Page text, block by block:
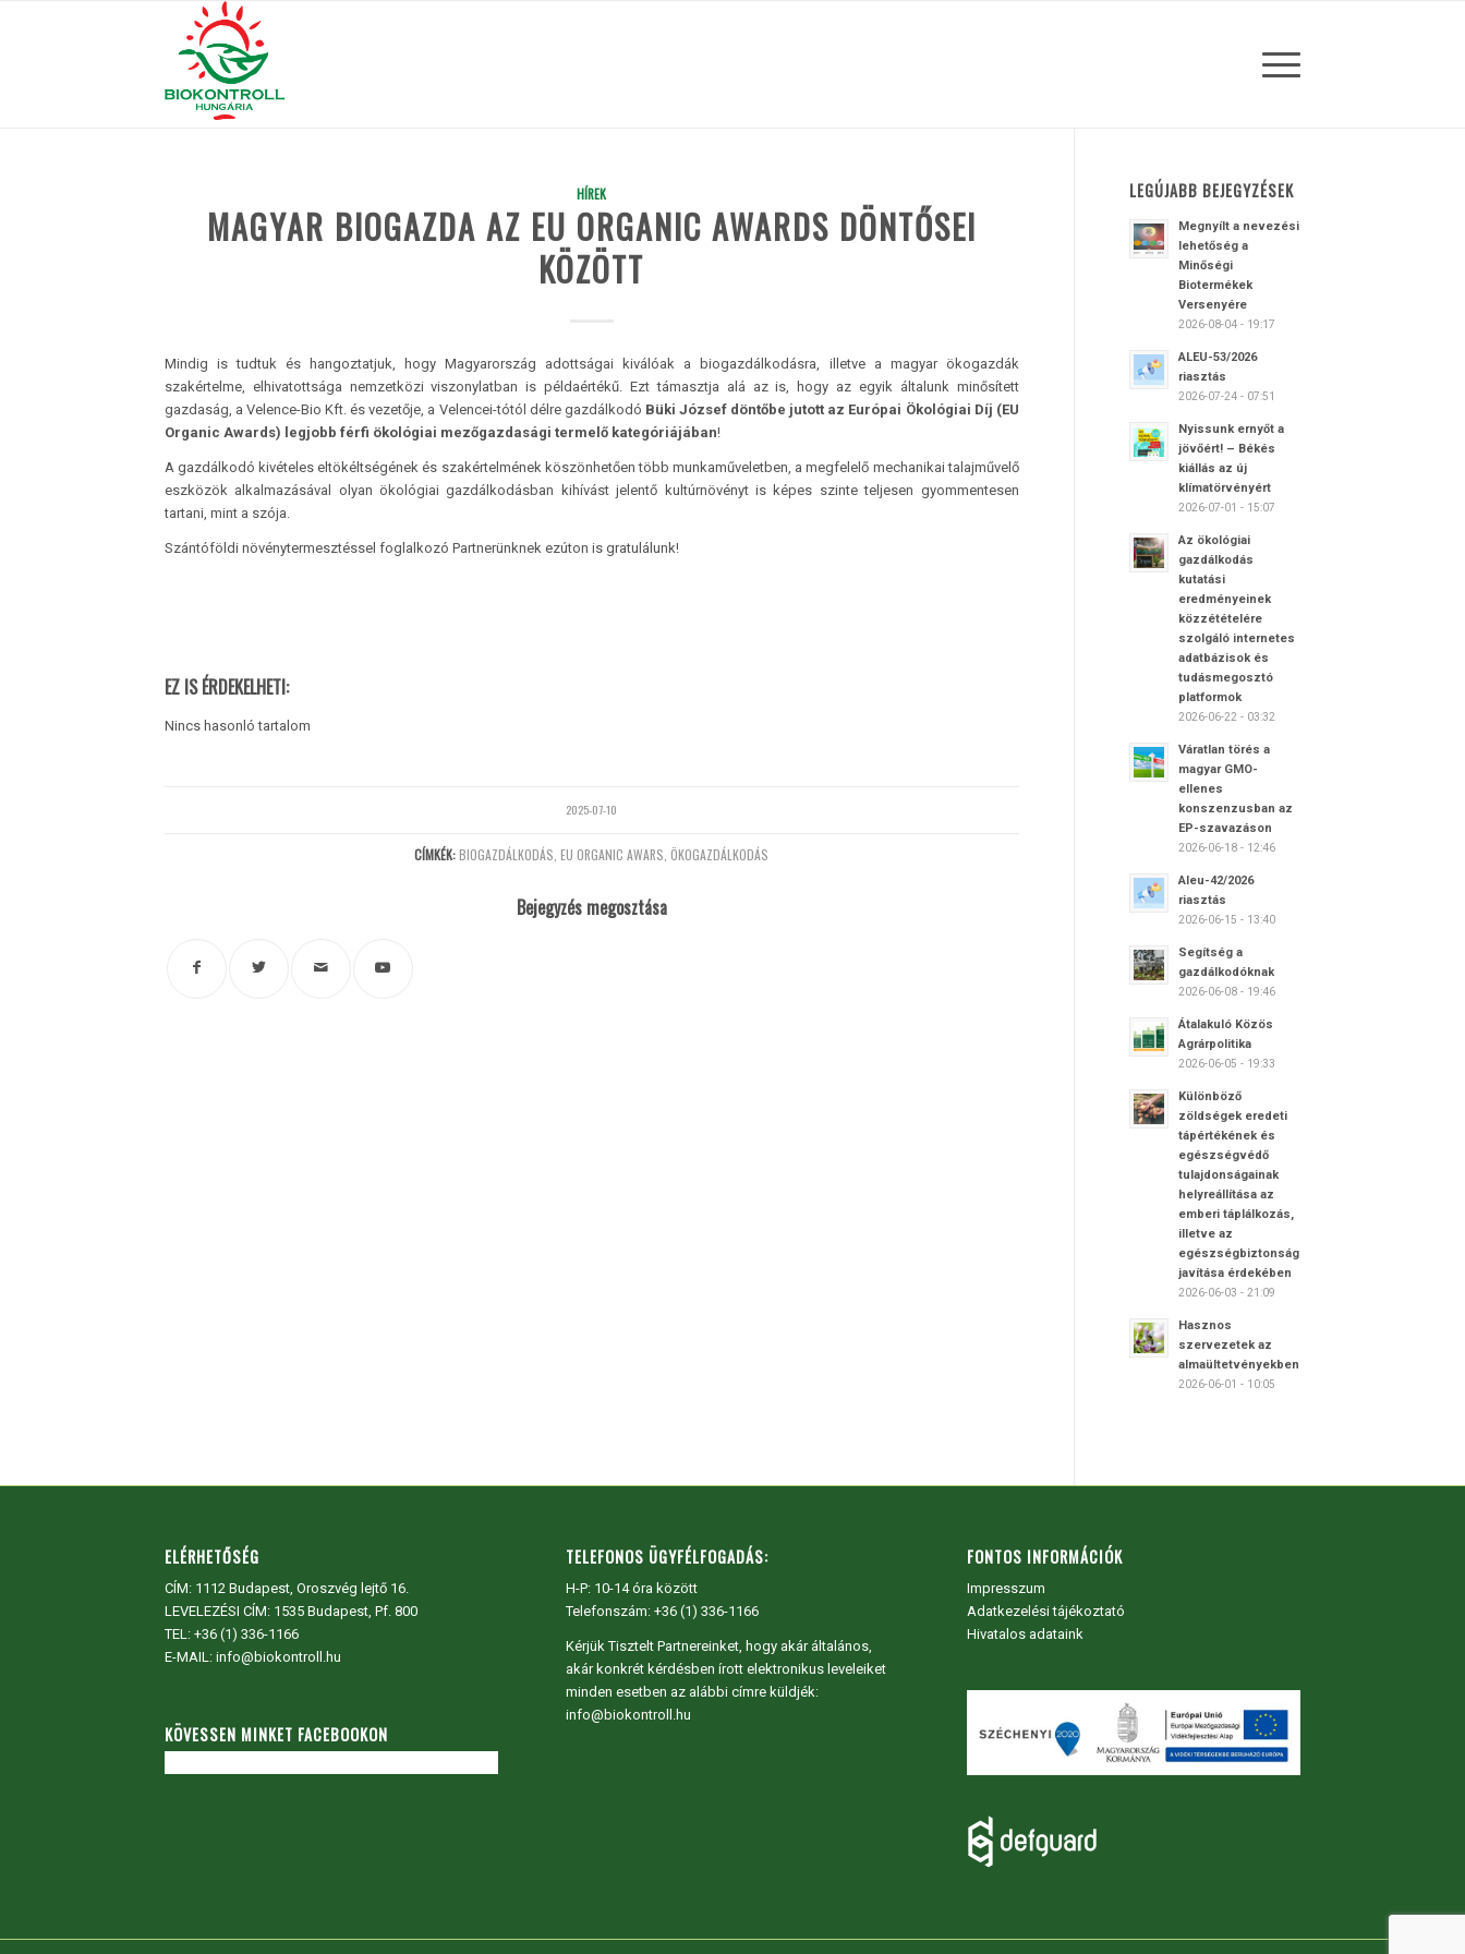
HÍREK
MAGYAR BIOGAZDA AZ EU ORGANIC AWARDS DÖNTŐSEI
KÖZÖTT
Mindig is tudtuk és hangoztatjuk, hogy Magyarország adottságai kiválóak a biogazdálkodásra, illetve a magyar ökogazdák
szakértelme, elhivatottsága nemzetközi viszonylatban is példaértékű. Ezt támasztja alá az is, hogy az egyik általunk minősített
gazdaság, a Velence-Bio Kft. és vezetője, a Velencei-tótól délre gazdálkodó Büki József döntőbe jutott az Európai Ökológiai Díj (EU
Organic Awards) legjobb férfi ökológiai mezőgazdasági termelő kategóriájában!
A gazdálkodó kivételes eltökéltségének és szakértelmének köszönhetően több munkaműveletben, a megfelelő mechanikai talajművelő
eszközök alkalmazásával olyan ökológiai gazdálkodásban kihívást jelentő kultúrnövényt is képes szinte teljesen gyommentesen
tartani, mint a szója.
Szántóföldi növénytermesztéssel foglalkozó Partnerünknek ezúton is gratulálunk!
EZ IS ÉRDEKELHETI:
Nincs hasonló tartalom
2025-07-10
CÍMKÉK: BIOGAZDÁLKODÁS EU ORGANIC AWARS ÖKOGAZDÁLKODÁS
Bejegyzés megosztása
LEGÚJABB BEJEGYZÉSEK
Megnyílt a nevezési
lehetőség a
Minőségi
Biotermékek
Versenyére
2026-08-04 - 19:17
ALEU-53/2026
riasztás
2026-07-24 - 07:51
Nyissunk ernyőt a
jövőért! – Békés
kiállás az új
klímatörvényért
2026-07-01 - 15:07
Az ökológiai
gazdálkodás
kutatási
eredményeinek
közzétételére
szolgáló internetes
adatbázisok és
tudásmegosztó
platformok
2026-06-22 - 03:32
Váratlan törés a
magyar GMO-
ellenes
konszenzusban az
EP-szavazáson
2026-06-18 - 12:46
Aleu-42/2026
riasztás
2026-06-15 - 13:40
Segítség a
gazdálkodóknak
2026-06-08 - 19:46
Átalakuló Közös
Agrárpolitika
2026-06-05 - 19:33
Különböző
zöldségek eredeti
tápértékének és
egészségvédő
tulajdonságainak
helyreállítása az
emberi táplálkozás,
illetve az
egészségbiztonság
javítása érdekében
2026-06-03 - 21:09
Hasznos
szervezetek az
almaültetvényekben
2026-06-01 - 10:05
ELÉRHETŐSÉG
CÍM: 1112 Budapest, Oroszvég lejtő 16.
LEVELEZÉSI CÍM: 1535 Budapest, Pf. 800
TEL: +36 (1) 336-1166
E-MAIL: info@biokontroll.hu
KÖVESSEN MINKET FACEBOOKON
TELEFONOS ÜGYFÉLFOGADÁS:
H-P: 10-14 óra között
Telefonszám: +36 (1) 336-1166
Kérjük Tisztelt Partnereinket, hogy akár általános,
akár konkrét kérdésben írott elektronikus leveleiket
minden esetben az alábbi címre küldjék:
info@biokontroll.hu
FONTOS INFORMÁCIÓK
Impresszum
Adatkezelési tájékoztató
Hivatalos adataink